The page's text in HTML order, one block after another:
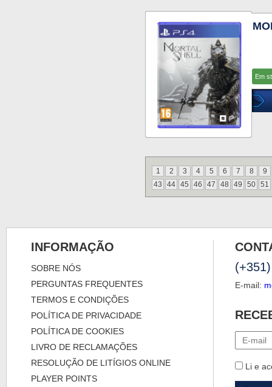
Em
1 2 3 4 5 6 7 8
9
43
44 45 46 47 48 49 50 51
INFORMAÇÃO
SOBRE NÓS
PERGUNTAS FREQUENTES
TERMOS E CONDIÇÕES
POLÍTICA DE PRIVACIDADE
POLÍTICA DE COOKIES
LIVRO DE RECLAMAÇÕES
RESOLUÇÃO DE LITÍGIOS ONLINE
PLAYER POINTS
E-mail:
Li e